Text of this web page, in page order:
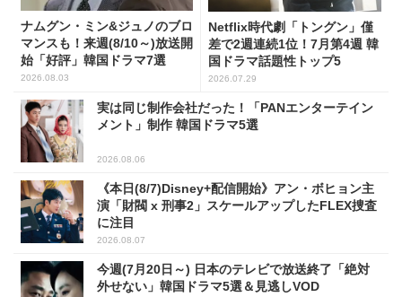
ナムグン・ミン&ジュノのブロ
マンスも！来週(8/10～)放送開
始「好評」韓国ドラマ7選
2026.08.03
Netflix時代劇「トングン」僅
差で2週連続1位！7月第4週 韓
国ドラマ話題性トップ5
2026.07.29
実は同じ制作会社だった！「PANエンターテイン
メント」制作 韓国ドラマ5選
2026.08.06
《本日(8/7)Disney+配信開始》アン・ボヒョン主
演「財閥 x 刑事2」スケールアップしたFLEX捜査
に注目
2026.08.07
今週(7月20日～) 日本のテレビで放送終了「絶対
外せない」韓国ドラマ5選＆見逃しVOD